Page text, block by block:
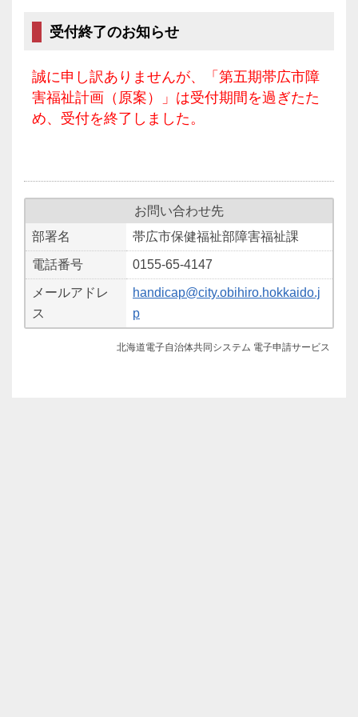
受付終了のお知らせ
誠に申し訳ありませんが、「第五期帯広市障
害福祉計画（原案）」は受付期間を過ぎたた
め、受付を終了しました。
お問い合わせ先
部署名
帯広市保健福祉部障害福祉課
電話番号 0155-65-4147
メールアドレ
ス
handicap@city.obihiro.hokkaido.j
p
北海道電子自治体共同システム 電子申請サービス